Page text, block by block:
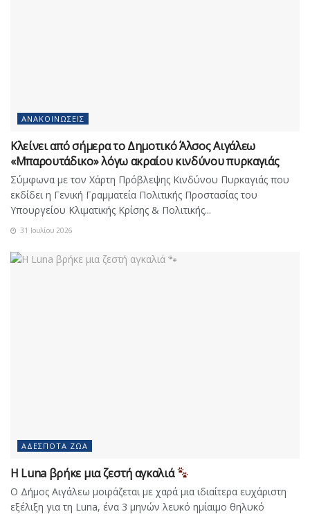
ΑΝΑΚΟΙΝΏΣΕΙΣ
Κλείνει από σήμερα το Δημοτικό Άλσος Αιγάλεω
«Μπαρουτάδικο» λόγω ακραίου κινδύνου πυρκαγιάς
Σύμφωνα με τον Χάρτη Πρόβλεψης Κινδύνου Πυρκαγιάς που
εκδίδει η Γενική Γραμματεία Πολιτικής Προστασίας του
Υπουργείου Κλιματικής Κρίσης & Πολιτικής...
31 Ιουλίου 2026
ΑΔΈΣΠΟΤΑ ΖΏΑ
Η Luna βρήκε μια ζεστή αγκαλιά
Ο Δήμος Αιγάλεω μοιράζεται με χαρά μια ιδιαίτερα ευχάριστη
εξέλιξη για τη Luna, ένα 3 μηνών λευκό ημίαιμο θηλυκό